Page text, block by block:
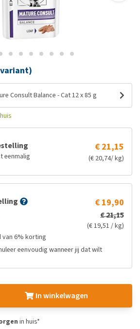
Consult Balance - Cat 12 x 85 g
eenmalig
€ 21,15
(€ 20,74/ kg)
€ 19,90
€ 21,15
(€ 19,51 / kg)
6% korting
eenvoudig wanneer jij dat wilt
In winkelwagen
in huis*